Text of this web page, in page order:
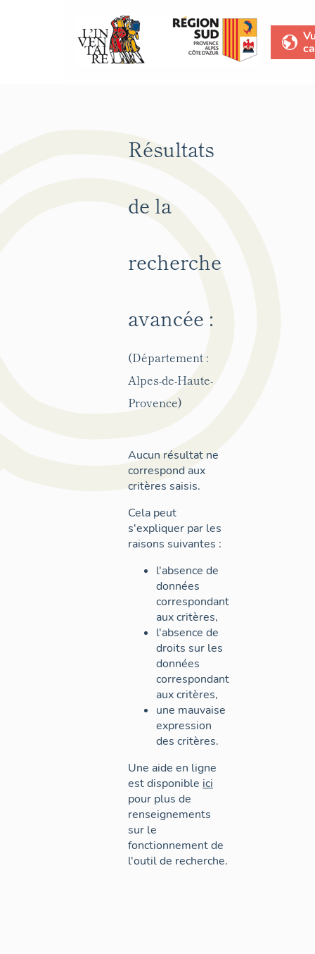
Résultats
de la
recherche
avancée :
(Département :
Alpes-de-Haute-
Provence)
Aucun résultat ne
correspond aux
critères saisis.
Cela peut
s'expliquer par les
raisons suivantes :
l'absence de
données
correspondant
aux critères,
l'absence de
droits sur les
données
correspondant
aux critères,
une mauvaise
expression
des critères.
Une aide en ligne
est disponible ici
pour plus de
renseignements
sur le
fonctionnement de
l'outil de recherche.